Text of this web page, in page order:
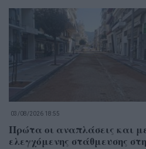
03/08/2026 18:55
Πρώτα οι αναπλάσεις και
ελεγχόμενης στάθμευσης